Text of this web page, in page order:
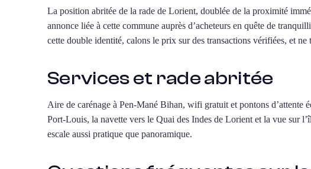
La position abritée de la rade de Lorient, doublée de la proximité
annonce liée à cette commune auprès d’acheteurs en quête de
cette double identité, calons le prix sur des transactions vérifiées, et
Services et rade abritée
Aire de carénage à Pen-Mané Bihan, wifi gratuit et pontons d’attente
Port-Louis, la navette vers le Quai des Indes de Lorient et la vue sur
escale aussi pratique que panoramique.